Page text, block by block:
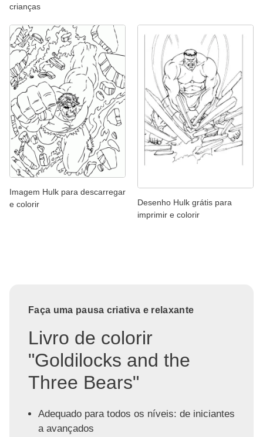
crianças
Imagem Hulk para descarregar
e colorir
Desenho Hulk grátis para
imprimir e colorir
Faça uma pausa criativa e relaxante
Livro de colorir
"Goldilocks and the
Three Bears"
Adequado para todos os níveis: de iniciantes
a avançados